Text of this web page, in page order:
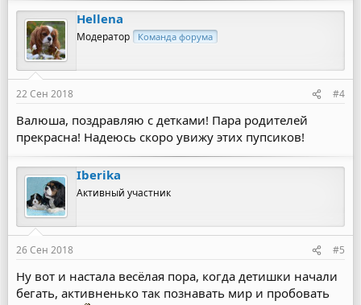
а
к
ц
и
и
:
Hellena
Модератор Команда форума
22 Сен 2018 #4
Валюша, поздравляю с детками! Пара родителей
прекрасна! Надеюсь скоро увижу этих пупсиков!
Iberika
Активный участник
26 Сен 2018 #5
Ну вот и настала весёлая пора, когда детишки начали
бегать, активненько так познавать мир и пробовать